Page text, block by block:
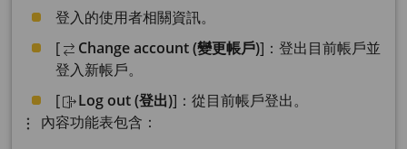
登入的使用者相關資訊。
[
Change account (變更帳戶)]：登出目前帳戶並
登入新帳戶。
[
Log out (登出)]：從目前帳戶登出。
內容功能表包含：